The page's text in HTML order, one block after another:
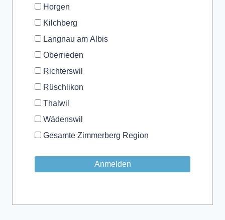
Horgen
Kilchberg
Langnau am Albis
Oberrieden
Richterswil
Rüschlikon
Thalwil
Wädenswil
Gesamte Zimmerberg Region